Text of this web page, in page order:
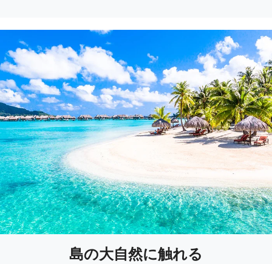
島の大自然に触れる